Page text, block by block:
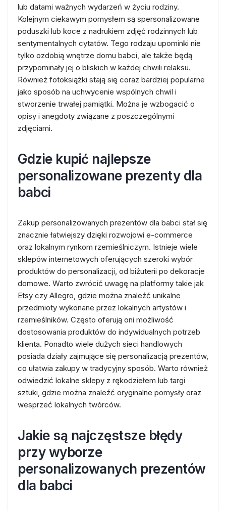
lub datami ważnych wydarzeń w życiu rodziny.
Kolejnym ciekawym pomysłem są spersonalizowane
poduszki lub koce z nadrukiem zdjęć rodzinnych lub
sentymentalnych cytatów. Tego rodzaju upominki nie
tylko ozdobią wnętrze domu babci, ale także będą
przypominały jej o bliskich w każdej chwili relaksu.
Również fotoksiążki stają się coraz bardziej popularne
jako sposób na uchwycenie wspólnych chwil i
stworzenie trwałej pamiątki. Można je wzbogacić o
opisy i anegdoty związane z poszczególnymi
zdjęciami.
Gdzie kupić najlepsze
personalizowane prezenty dla
babci
Zakup personalizowanych prezentów dla babci stał się
znacznie łatwiejszy dzięki rozwojowi e-commerce
oraz lokalnym rynkom rzemieślniczym. Istnieje wiele
sklepów internetowych oferujących szeroki wybór
produktów do personalizacji, od biżuterii po dekoracje
domowe. Warto zwrócić uwagę na platformy takie jak
Etsy czy Allegro, gdzie można znaleźć unikalne
przedmioty wykonane przez lokalnych artystów i
rzemieślników. Często oferują oni możliwość
dostosowania produktów do indywidualnych potrzeb
klienta. Ponadto wiele dużych sieci handlowych
posiada działy zajmujące się personalizacją prezentów,
co ułatwia zakupy w tradycyjny sposób. Warto również
odwiedzić lokalne sklepy z rękodziełem lub targi
sztuki, gdzie można znaleźć oryginalne pomysły oraz
wesprzeć lokalnych twórców.
Jakie są najczęstsze błędy
przy wyborze
personalizowanych prezentów
dla babci